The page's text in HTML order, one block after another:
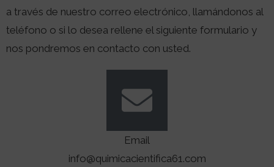
a través de nuestro correo electrónico, llamándonos al
teléfono o si lo desea rellene el siguiente formulario y
nos pondremos en contacto con usted.
Email
info@quimicacientifica61.com